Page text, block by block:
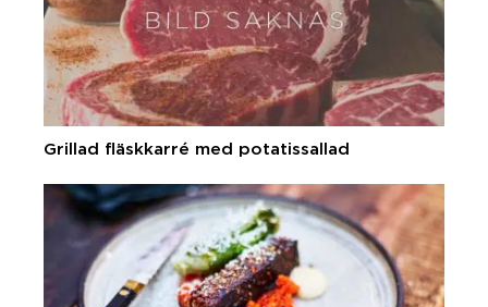
Grillad fläskkarré med potatissallad